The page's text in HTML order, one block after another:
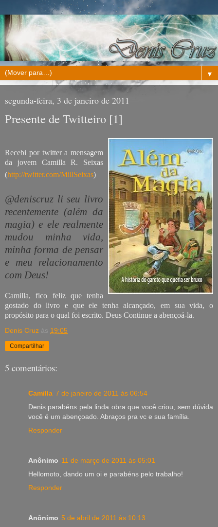
▼
segunda-feira, 3 de janeiro de 2011
Presente de Twitteiro [1]
Recebi por twitter a mensagem
da jovem Camilla R. Seixas
(http://twitter.com/MillSeixas)
@deniscruz li seu livro
recentemente (além da
magia) e ele realmente
mudou minha vida,
minha forma de pensar
e meu relacionamento
com Deus!
Camilla, fico feliz que tenha
gostado do livro e que ele tenha alcançado, em sua vida, o
propósito para o qual foi escrito. Deus Continue a abençoá-la.
Denis Cruz às 19:05
Compartilhar
5 comentários:
Camilla 7 de janeiro de 2011 às 06:54
Denis parabéns pela linda obra que você criou, sem dúvida
você é um abençoado. Abraços pra vc e sua família.
Responder
Anônimo 11 de março de 2011 às 05:01
Hellomoto, dando um oi e parabéns pelo trabalho!
Responder
Anônimo 5 de abril de 2011 às 10:13